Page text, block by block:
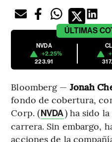
ÚLTIMAS
NVDA
+2.25%
223.91
Bloomberg — Jonah
fondo de cobertura,
Corp. (NVDA) ha sido
carrera. Sin embargo,
acciones de la